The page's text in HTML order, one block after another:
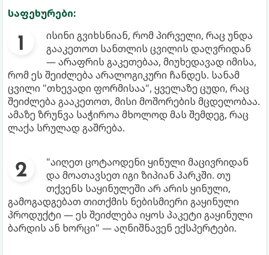
საფეხურები:
ისინი გვიხსნიან, რომ პირველი, რაც უნდა
გააკეთოთ სანთლის ცვილის დაღვრიდან
— არაფრის გაკეთებაა, მიუხედავად იმისა,
რომ ეს შეიძლება არალოგიკური ჩანდეს. სანამ
ცვილი "თხევადი ფორმისაა", ყველაზე ცუდი, რაც
შეიძლება გააკეთოთ, მისი მოშორების მცდელობაა.
ამაზე ზრუნვა საჭიროა მხოლოდ მას შემდეგ, რაც
ლაქა სრულად გაშრება.
"აიღეთ ცოტაოდენი ყინული მაცივრიდან
და მოათავსეთ იგი ზიპიან პარკში. თუ
თქვენს საყინულეში არ არის ყინული,
გამოგადგებათ თითქმის ნებისმიერი გაყინული
პროდუქტი — ეს შეიძლება იყოს პაკეტი გაყინული
ბარდის ან ხორცი" — აღნიშნავენ ექსპერტები.